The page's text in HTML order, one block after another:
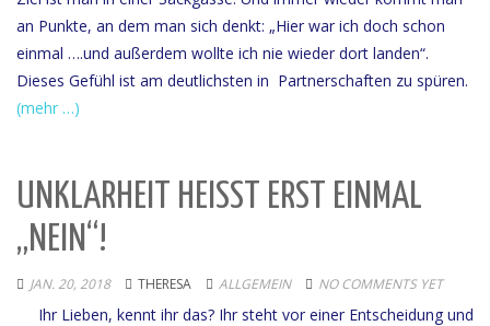
an Punkte, an dem man sich denkt: „Hier war ich doch schon
einmal ….und außerdem wollte ich nie wieder dort landen“.
Dieses Gefühl ist am deutlichsten in Partnerschaften zu spüren.
(mehr …)
UNKLARHEIT HEISST ERST EINMAL „
NEIN“!
JAN. 20, 2018 THERESA ALLGEMEIN NO COMMENTS YET
Ihr Lieben, kennt ihr das? Ihr steht vor einer Entscheidung und